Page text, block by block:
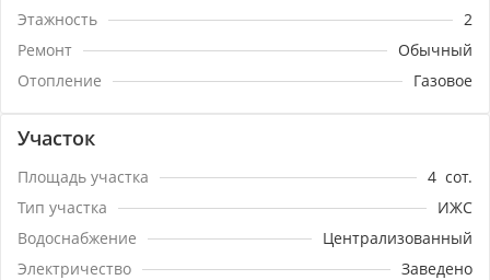
Этажность
2
Ремонт
Обычный
Отопление
Газовое
Участок
Площадь участка 4 сот.
Тип участка
ИЖС
Водоснабжение
Централизованный
Электричество
Заведено